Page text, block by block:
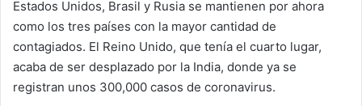
Estados Unidos, Brasil y Rusia se mantienen por ahora
como los tres países con la mayor cantidad de
contagiados. El Reino Unido, que tenía el cuarto lugar,
acaba de ser desplazado por la India, donde ya se
registran unos 300,000 casos de coronavirus.